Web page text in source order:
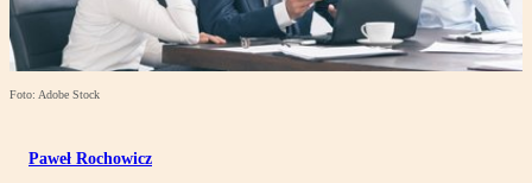
Foto: Adobe Stock
Paweł Rochowicz